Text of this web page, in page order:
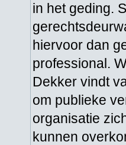
in het geding.
hiervoor dan
professional.
Dekker vindt
om publieke
organisatie
kunnen